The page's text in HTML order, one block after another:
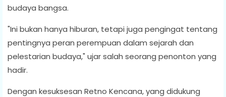
budaya bangsa.
"Ini bukan hanya hiburan, tetapi juga pengingat tentang
pentingnya peran perempuan dalam sejarah dan
pelestarian budaya," ujar salah seorang penonton yang
hadir.
Dengan kesuksesan Retno Kencana, yang didukung